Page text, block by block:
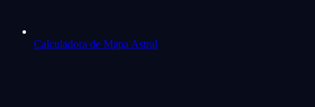
Calculadora de Mapa Astral